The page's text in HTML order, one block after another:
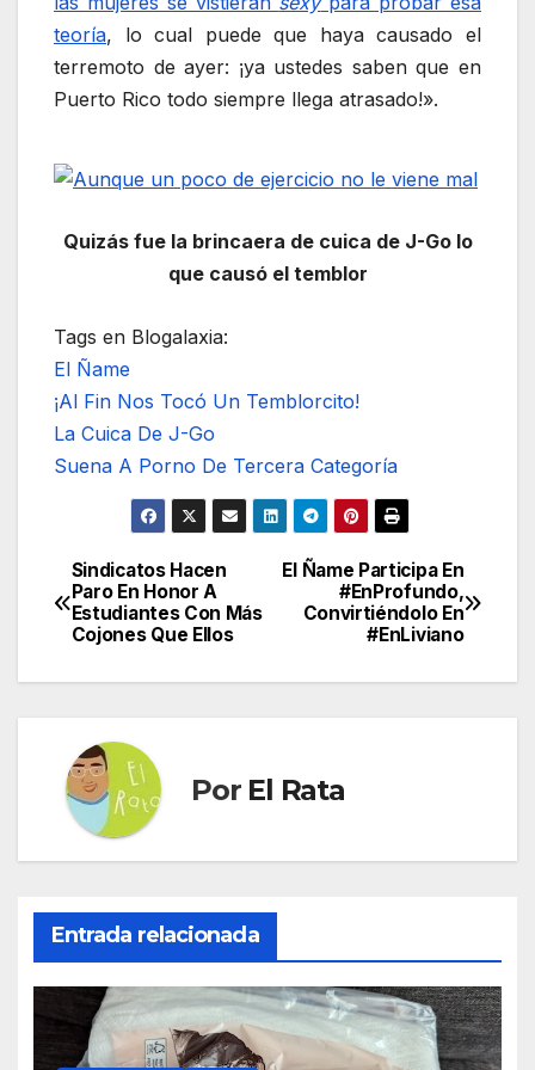
teoría, lo cual puede que haya causado el
terremoto de ayer: ¡ya ustedes saben que en
Puerto Rico todo siempre llega atrasado!».
Quizás fue la brincaera de cuica de J-Go lo
que causó el temblor
Tags en Blogalaxia:
El Ñame
¡Al Fin Nos Tocó Un Temblorcito!
La Cuica De J-Go
Suena A Porno De Tercera Categoría
Navegación
de
entradas
El Ñame Participa En
#EnProfundo,
Convirtiéndolo En
#EnLiviano
Sindicatos Hacen
Paro En Honor A
Estudiantes Con Más
Cojones Que Ellos
Por El Rata
Entrada relacionada